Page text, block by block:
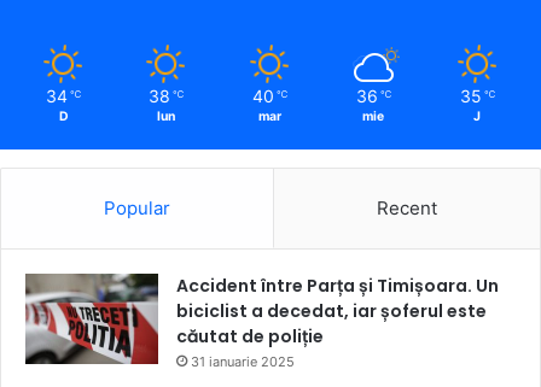
34 ℃
D
38 ℃
lun
40 ℃
mar
36 ℃
mie
35 ℃
J
Popular Recent
Accident între Parța și Timișoara. Un
biciclist a decedat, iar șoferul este
căutat de poliție
31 ianuarie 2025